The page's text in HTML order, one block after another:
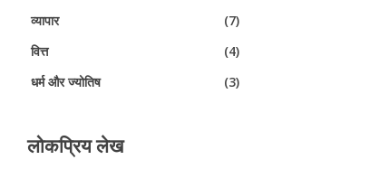
व्यापार
(7)
वित्त
(4)
धर्म और ज्योतिष
(3)
लोकप्रिय लेख